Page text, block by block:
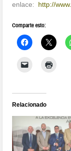
enlace: http://
Comparte esto:
Relacionado